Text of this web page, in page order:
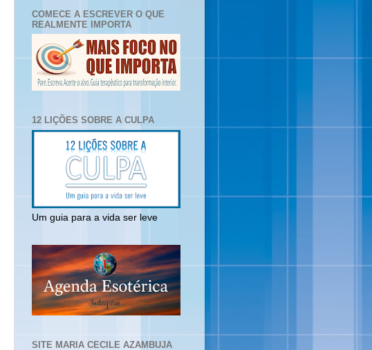
COMECE A ESCREVER O QUE
REALMENTE IMPORTA
12 LIÇÕES SOBRE A CULPA
Um guia para a vida ser leve
SITE MARIA CECILE AZAMBUJA